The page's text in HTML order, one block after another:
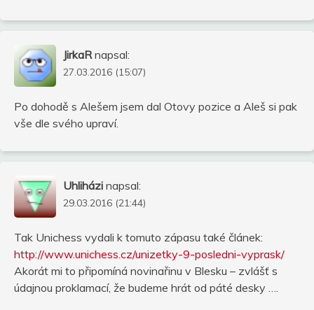
JirkaR napsal:
27.03.2016 (15:07)
Po dohodě s Alešem jsem dal Otovy pozice a Aleš si pak
vše dle svého upraví.
Uhliházi napsal:
29.03.2016 (21:44)
Tak Unichess vydali k tomuto zápasu také článek:
http://www.unichess.cz/unizetky-9-posledni-vyprask/
Akorát mi to připomíná novinařinu v Blesku – zvlášť s
údajnou proklamací, že budeme hrát od páté desky ….